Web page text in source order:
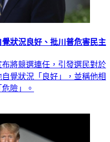
狀況良好、批川普危害民主
將競選連任，引發選民對於
覺狀況「良好」，並稱他相
險」。